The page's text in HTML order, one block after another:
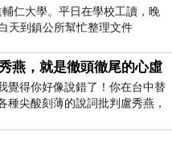
仁大學。平日在學校工讀，晚
天到鎮公所幫忙整理文件
燕，就是徹頭徹尾的心虛
覺得你好像說錯了！你在台中替
種尖酸刻薄的說詞批判盧秀燕，
給陳其邁，甚至還說盧